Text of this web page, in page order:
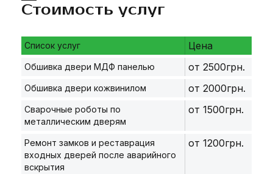
Стоимость услуг
Список услуг Цена
Обшивка двери МДФ панелью от 2500грн.
Обшивка двери кожвинилом от 2000грн.
Сварочные роботы по
металлическим дверям
от 1500грн.
Ремонт замков и реставрация
входных дверей после аварийного
вскрытия
от 1200грн.